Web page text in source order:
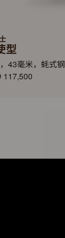
型
43毫米，蚝式钢
117,500